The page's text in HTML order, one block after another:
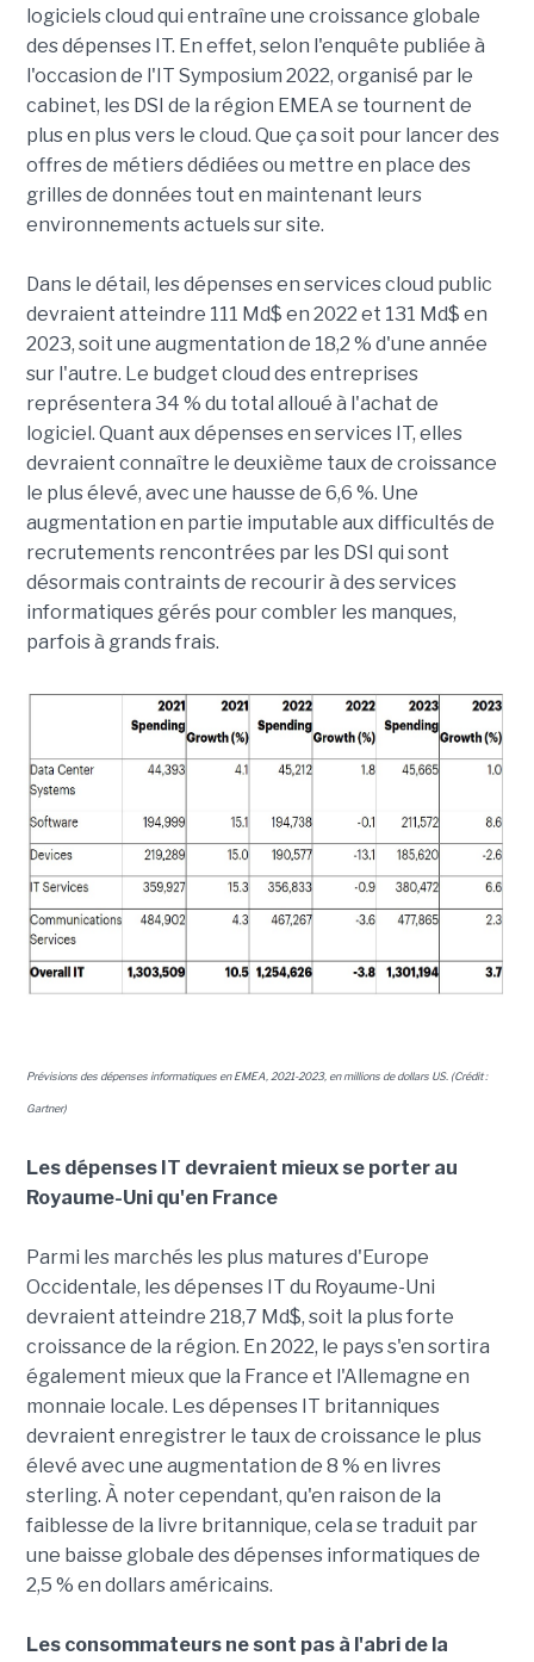
logiciels cloud qui entraîne une croissance globale
des dépenses IT. En effet, selon l'enquête publiée à
l'occasion de l'IT Symposium 2022, organisé par le
cabinet, les DSI de la région EMEA se tournent de
plus en plus vers le cloud. Que ça soit pour lancer des
offres de métiers dédiées ou mettre en place des
grilles de données tout en maintenant leurs
environnements actuels sur site.
Dans le détail, les dépenses en services cloud public
devraient atteindre 111 Md$ en 2022 et 131 Md$ en
2023, soit une augmentation de 18,2 % d'une année
sur l'autre. Le budget cloud des entreprises
représentera 34 % du total alloué à l'achat de
logiciel. Quant aux dépenses en services IT, elles
devraient connaître le deuxième taux de croissance
le plus élevé, avec une hausse de 6,6 %. Une
augmentation en partie imputable aux difficultés de
recrutements rencontrées par les DSI qui sont
désormais contraints de recourir à des services
informatiques gérés pour combler les manques,
parfois à grands frais.
Prévisions des dépenses informatiques en EMEA, 2021-2023, en millions de dollars US. (Crédit :
Gartner)
Les dépenses IT devraient mieux se porter au
Royaume-Uni qu'en France
Parmi les marchés les plus matures d'Europe
Occidentale, les dépenses IT du Royaume-Uni
devraient atteindre 218,7 Md$, soit la plus forte
croissance de la région. En 2022, le pays s'en sortira
également mieux que la France et l'Allemagne en
monnaie locale. Les dépenses IT britanniques
devraient enregistrer le taux de croissance le plus
élevé avec une augmentation de 8 % en livres
sterling. À noter cependant, qu'en raison de la
faiblesse de la livre britannique, cela se traduit par
une baisse globale des dépenses informatiques de
2,5 % en dollars américains.
Les consommateurs ne sont pas à l'abri de la